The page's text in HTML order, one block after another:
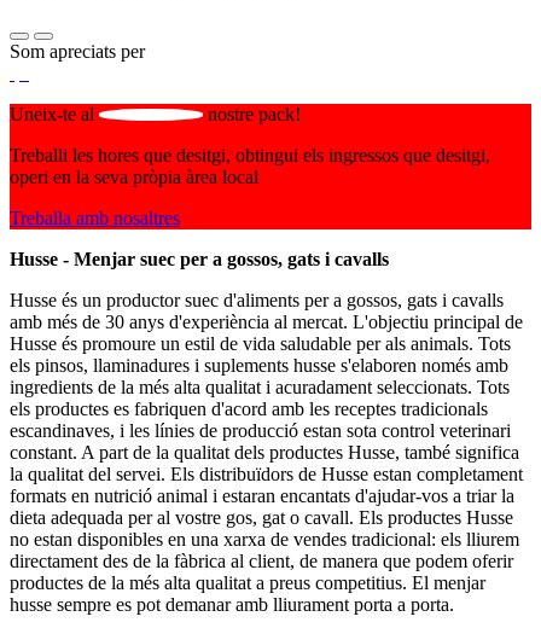
Som apreciats per
Uneix-te al
nostre pack!
Treballi les hores que desitgi, obtingui els ingressos que desitgi,
operi en la seva pròpia àrea local
Treballa amb nosaltres
Husse - Menjar suec per a gossos, gats i cavalls
Husse és un productor suec d'aliments per a gossos, gats i cavalls
amb més de 30 anys d'experiència al mercat. L'objectiu principal de
Husse és promoure un estil de vida saludable per als animals. Tots
els pinsos, llaminadures i suplements husse s'elaboren només amb
ingredients de la més alta qualitat i acuradament seleccionats. Tots
els productes es fabriquen d'acord amb les receptes tradicionals
escandinaves, i les línies de producció estan sota control veterinari
constant. A part de la qualitat dels productes Husse, també significa
la qualitat del servei. Els distribuïdors de Husse estan completament
formats en nutrició animal i estaran encantats d'ajudar-vos a triar la
dieta adequada per al vostre gos, gat o cavall. Els productes Husse
no estan disponibles en una xarxa de vendes tradicional: els lliurem
directament des de la fàbrica al client, de manera que podem oferir
productes de la més alta qualitat a preus competitius. El menjar
husse sempre es pot demanar amb lliurament porta a porta.